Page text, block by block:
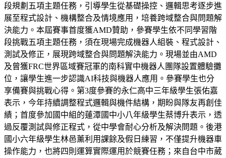
段規劃五項主題任務，引導學生從基礎操控、邏輯思考逐步進
展至程式設計、機構整合及情境應用，培養跨域整合與問題解
決能力。本屆賽事首度獲AMD贊助，參賽學生依不同學習階
段挑戰五項主題任務，須在現場完成機器人組裝、程式設計、
測試及修正，展現跨域整合與問題解決能力。現場並由AMD
及曾獲FRC世界區域賽冠軍的南科實中機器人團隊設置體驗攤
位，讓學生進一步認識AI科技與機器人應用。參賽學生也分
享備賽與挑戰心得。第3度參賽的永仁高中三年級學生張佑嘉
表示，今年持續調整程式邏輯與機件結構，期盼與隊友再創佳
績；首度參加國中組的蓮潭國中小八年級學生蔡博升表示，透
過反覆測試與修正程式，從中學會耐心分析及解決問題。後港
國小六年級學生林邑薰利用課餘及假日練習，不僅提升機器車
操作能力，也將四則運算實際運用於競賽任務；來自台中市葳